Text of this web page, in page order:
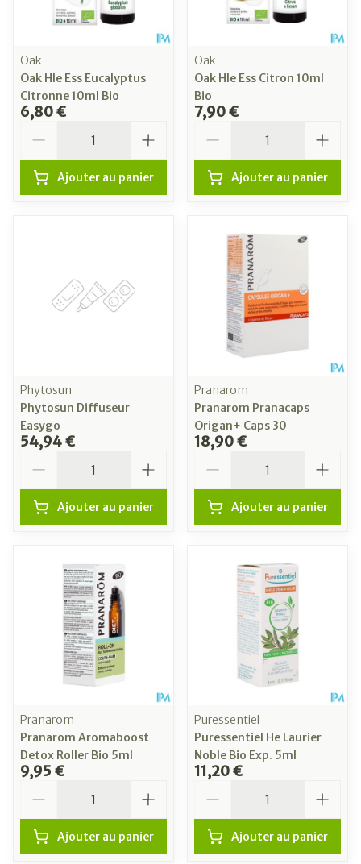
Oak
Oak Hle Ess Eucalyptus
Citronne 10ml Bio
6,80 €
Ajouter au panier
Oak
Oak Hle Ess Citron 10ml
Bio
7,90 €
Ajouter au panier
Phytosun
Phytosun Diffuseur
Easygo
54,94 €
Ajouter au panier
Pranarom
Pranarom Pranacaps
Origan+ Caps 30
18,90 €
Ajouter au panier
Pranarom
Pranarom Aromaboost
Detox Roller Bio 5ml
9,95 €
Ajouter au panier
Puressentiel
Puressentiel He Laurier
Noble Bio Exp. 5ml
11,20 €
Ajouter au panier